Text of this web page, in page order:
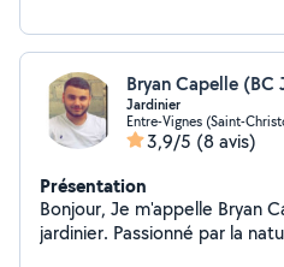
Bryan Capelle (BC
Jardinier
Entre-Vignes (Saint-
3,9/5 (8 avis)
Présentation
Bonjour, Je m'appelle Bryan
jardinier. Passionné par la